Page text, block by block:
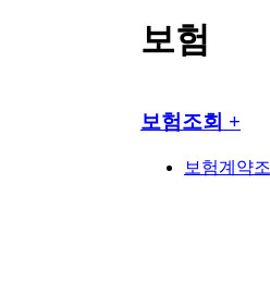
보험
보험조회 +
보험계약